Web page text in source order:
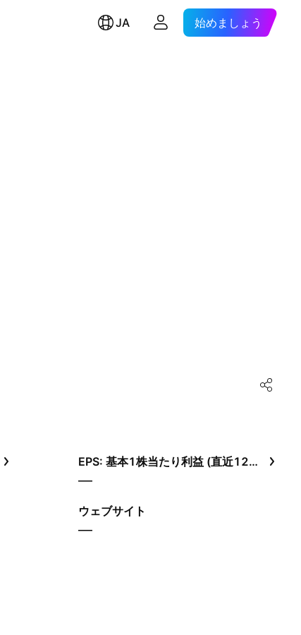
JA 始めましょう
EPS: 基本1株当たり利益 (直近12ヶ月)
—
ウェブサイト
—